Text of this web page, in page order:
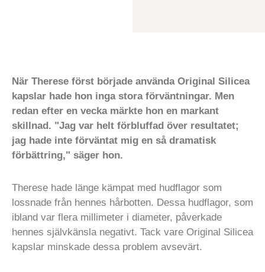
När Therese först började använda Original Silicea
kapslar hade hon inga stora förväntningar. Men
redan efter en vecka märkte hon en markant
skillnad. "Jag var helt förbluffad över resultatet;
jag hade inte förväntat mig en så dramatisk
förbättring," säger hon.
Therese hade länge kämpat med hudflagor som
lossnade från hennes hårbotten. Dessa hudflagor, som
ibland var flera millimeter i diameter, påverkade
hennes självkänsla negativt. Tack vare Original Silicea
kapslar minskade dessa problem avsevärt.